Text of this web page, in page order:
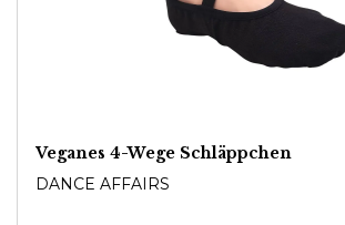
Veganes 4-Wege Schläppchen
DANCE AFFAIRS